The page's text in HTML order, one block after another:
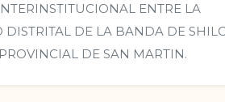
ENTRE LA
DE LA BANDA DE
DE SAN MARTIN.